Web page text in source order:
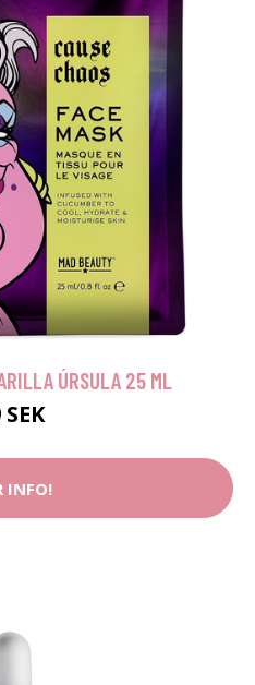
ÚRSULA 25 ML
INFO!